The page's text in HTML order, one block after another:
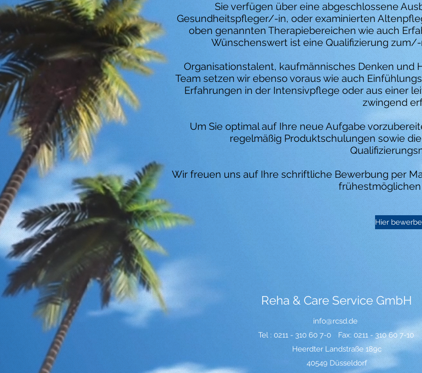
Sie verfügen über eine abgeschlossene
Gesundheitspfleger/-in, oder examinierten
oben genannten Therapiebereichen wie auch
Wünschenswert ist eine Qualifizierung
Organisationstalent, kaufmännisches Denken
Team setzen wir ebenso voraus wie auch
Erfahrungen in der Intensivpflege oder aus einer
zwingend
Um Sie optimal auf Ihre neue Aufgabe
regelmäßig Produktschulungen sowie
Wir freuen uns auf Ihre schriftliche Bewerbung per
Hier
Reha & Care Service GmbH
info@rcsd.de
Tel : 0211 - 310 60 7-0
Fax: 0211 - 310 60 7-10
Heerdter Landstraße 189c
40549 Düsseldorf